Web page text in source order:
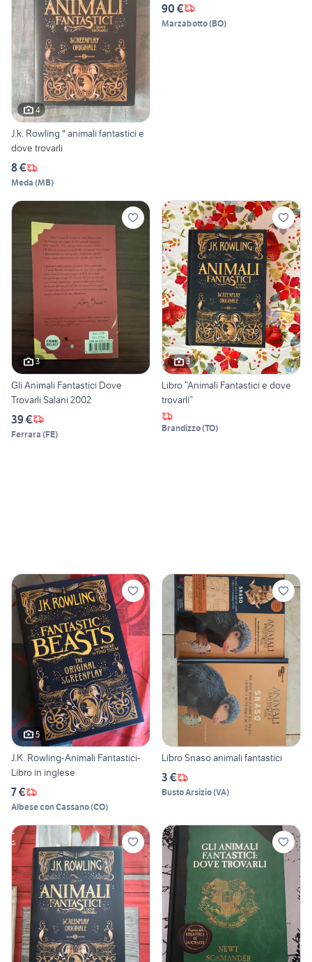
4
J.k. Rowling " animali fantastici e
dove trovarli
8 €
Meda (MB)
90 €
Marzabotto(BO)
3
Gli Animali Fantastici Dove
Trovarli Salani 2002
39 €
Ferrara (FE)
3
Libro “Animali Fantastici e dove
trovarli”
Brandizzo(TO)
5
J.K. Rowling-Animali Fantastici-
Libro in inglese
7 €
Albese con Cassano(CO)
Libro Snaso animali fantastici
3 €
Busto Arsizio(VA)